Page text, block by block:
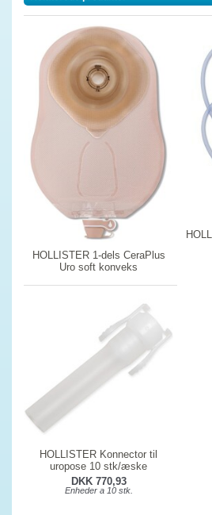
HOLLISTER 1-dels CeraPlus
Uro soft konveks
HOLLISTER Konnector til
uropose 10 stk/æske
DKK 770,93
Enheder a 10 stk.